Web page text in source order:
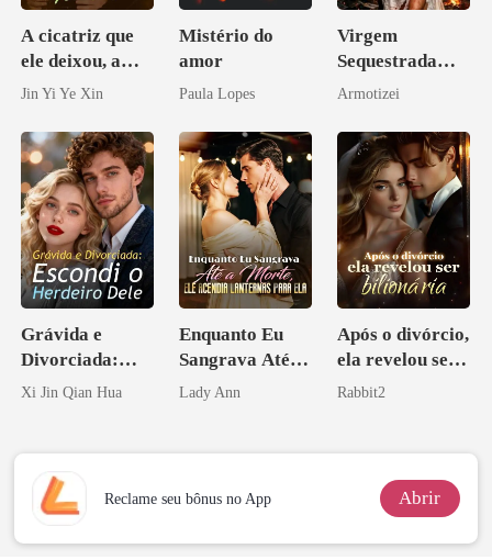
A cicatriz que
ele deixou, a
rainha que me
Jin Yi Ye Xin
Mistério do
amor
Paula Lopes
Virgem
Sequestrada
pelo Mafioso
CONTRATO
DE SANGUE
Armotizei
Grávida e
Divorciada:
Escondi o
Xi Jin Qian Hua
Enquanto Eu
Sangrava Até a
Morte, Ele
Ela
Lady Ann
Após o divórcio,
ela revelou ser
bilionária
Rabbit2
Reclame seu bônus no App Abrir